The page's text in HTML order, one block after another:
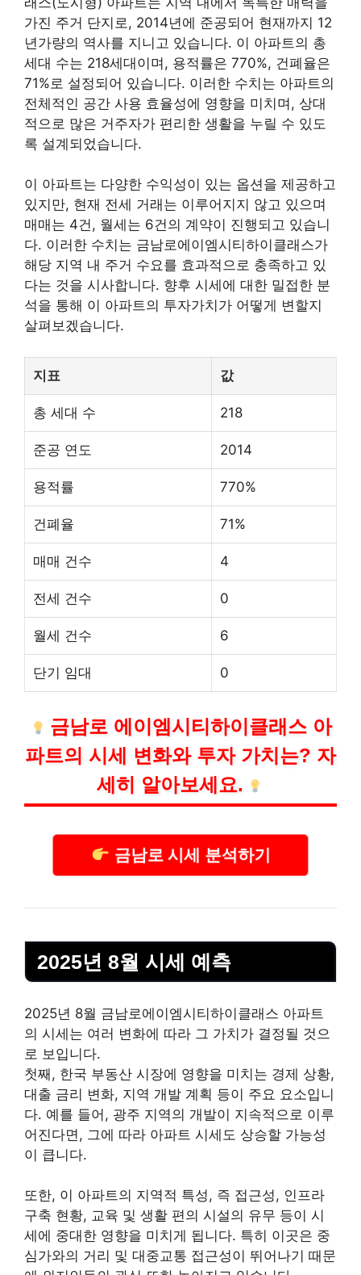
가진 주거 단지로, 2014년에 준공되어 현재까지 12
년가량의 역사를 지니고 있습니다. 이 아파트의 총
세대 수는 218세대이며, 용적률은 770%, 건폐율은
71%로 설정되어 있습니다. 이러한 수치는 아파트의
전체적인 공간 사용 효율성에 영향을 미치며, 상대
적으로 많은 거주자가 편리한 생활을 누릴 수 있도
록 설계되었습니다.
이 아파트는 다양한 수익성이 있는 옵션을 제공하고
있지만, 현재 전세 거래는 이루어지지 않고 있으며
매매는 4건, 월세는 6건의 계약이 진행되고 있습니
다. 이러한 수치는 금남로에이엠시티하이클래스가
해당 지역 내 주거 수요를 효과적으로 충족하고 있
다는 것을 시사합니다. 향후 시세에 대한 밀접한 분
석을 통해 이 아파트의 투자가치가 어떻게 변할지
살펴보겠습니다.
지표 값
총 세대 수 218
준공 연도 2014
용적률 770%
건폐율 71%
매매 건수 4
전세 건수 0
월세 건수 6
단기 임대 0
금남로 에이엠시티하이클래스 아
파트의 시세 변화와 투자 가치는? 자
세히 알아보세요.
금남로 시세 분석하기
2025년 8월 시세 예측
2025년 8월 금남로에이엠시티하이클래스 아파트
의 시세는 여러 변화에 따라 그 가치가 결정될 것으
로 보입니다.
첫째, 한국 부동산 시장에 영향을 미치는 경제 상황,
대출 금리 변화, 지역 개발 계획 등이 주요 요소입니
다. 예를 들어, 광주 지역의 개발이 지속적으로 이루
어진다면, 그에 따라 아파트 시세도 상승할 가능성
이 큽니다.
또한, 이 아파트의 지역적 특성, 즉 접근성, 인프라
구축 현황, 교육 및 생활 편의 시설의 유무 등이 시
세에 중대한 영향을 미치게 됩니다. 특히 이곳은 중
심가와의 거리 및 대중교통 접근성이 뛰어나기 때문